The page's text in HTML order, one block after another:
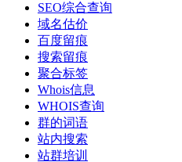
SEO综合查询
域名估价
百度留痕
搜索留痕
聚合标签
Whois信息
WHOIS查询
群的词语
站内搜索
站群培训